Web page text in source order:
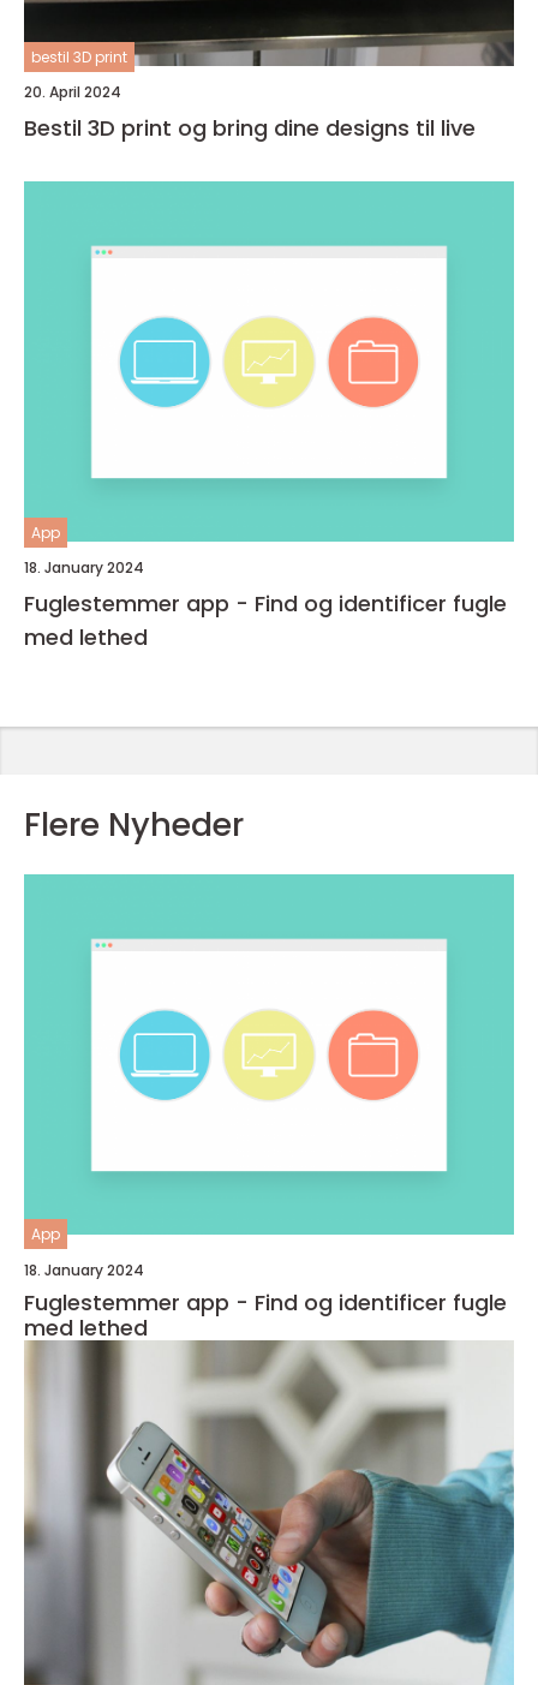
bestil 3D print
20. April 2024
Bestil 3D print og bring dine designs til live
App
18. January 2024
Fuglestemmer app - Find og identificer fugle
med lethed
Flere Nyheder
App
18. January 2024
Fuglestemmer app - Find og identificer fugle
med lethed